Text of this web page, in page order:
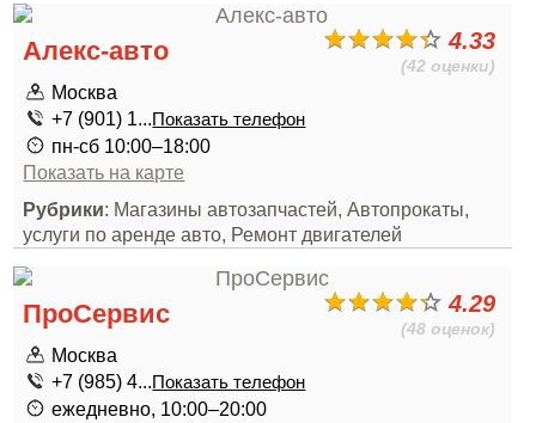
4.33
(42 оценки)
Алекс-авто
Москва
+7 (901) 1...Показать телефон
пн-сб 10:00–18:00
Показать на карте
Рубрики: Магазины автозапчастей, Автопрокаты,
услуги по аренде авто, Ремонт двигателей
4.29
(48 оценок)
ПроСервис
Москва
+7 (985) 4...Показать телефон
ежедневно, 10:00–20:00